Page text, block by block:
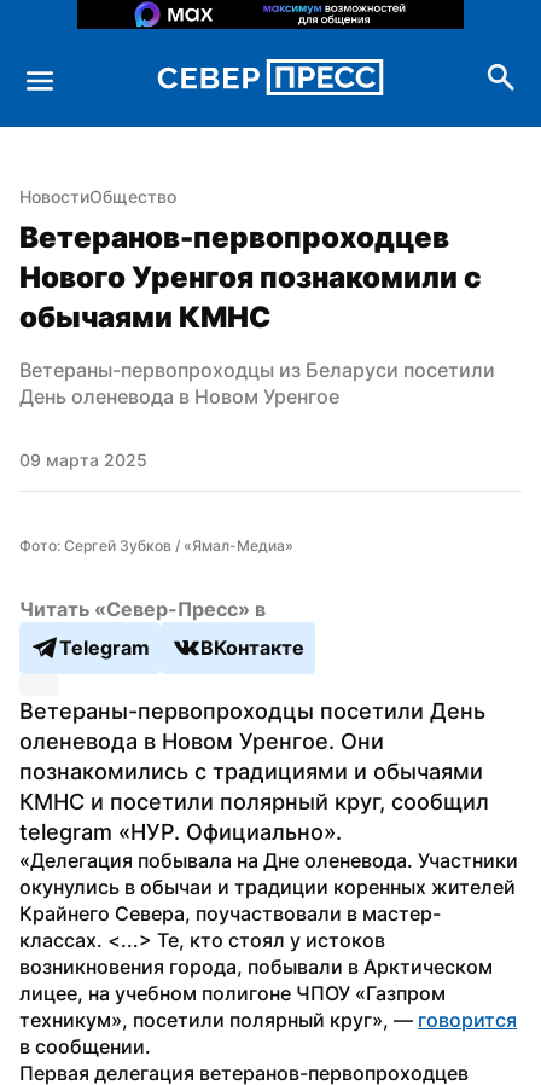
НовостиОбщество
Ветеранов-первопроходцев
Нового Уренгоя познакомили с
обычаями КМНС
Ветераны-первопроходцы из Беларуси посетили
День оленевода в Новом Уренгое
09 марта 2025
Фото: Сергей Зубков / «Ямал-Медиа»
Читать «Север-Пресс» в
Telegram
ВКонтакте
Ветераны-первопроходцы посетили День
оленевода в Новом Уренгое. Они
познакомились с традициями и обычаями
КМНС и посетили полярный круг, сообщил
telegram «НУР. Официально».
«Делегация побывала на Дне оленевода. Участники
окунулись в обычаи и традиции коренных жителей
Крайнего Севера, поучаствовали в мастер-
классах. <...> Те, кто стоял у истоков
возникновения города, побывали в Арктическом
лицее, на учебном полигоне ЧПОУ «Газпром
техникум», посетили полярный круг», — говорится
в сообщении.